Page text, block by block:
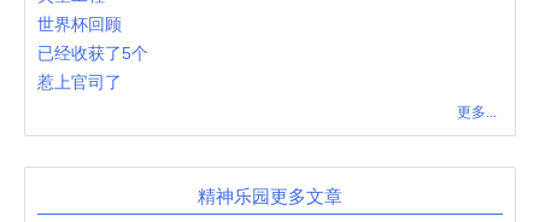
世界杯回顾
已经收获了5个
惹上官司了
更多...
精神乐园更多文章